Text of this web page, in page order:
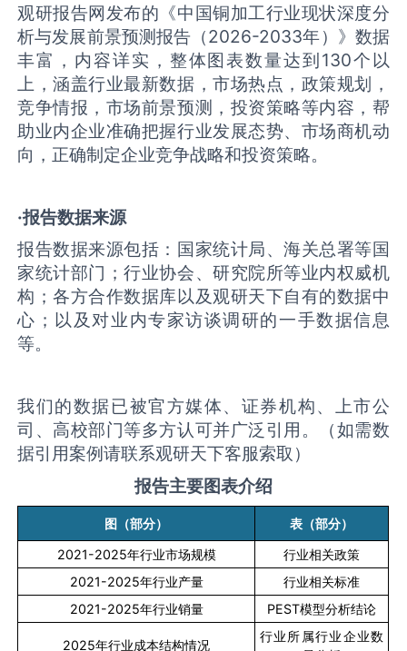
观研报告网发布的《中国铜加工行业现状深度分
析与发展前景预测报告（2026-2033年）》数据
丰富，内容详实，整体图表数量达到130个以
上，涵盖行业最新数据，市场热点，政策规划，
竞争情报，市场前景预测，投资策略等内容，帮
助业内企业准确把握行业发展态势、市场商机动
向，正确制定企业竞争战略和投资策略。
·报告数据来源
报告数据来源包括：国家统计局、海关总署等国
家统计部门；行业协会、研究院所等业内权威机
构；各方合作数据库以及观研天下自有的数据中
心；以及对业内专家访谈调研的一手数据信息
等。
我们的数据已被官方媒体、证券机构、上市公
司、高校部门等多方认可并广泛引用。（如需数
据引用案例请联系观研天下客服索取）
报告主要图表介绍
图（部分）
表（部分）
2021-2025年行业市场规模
行业相关政策
2021-2025年行业产量
行业相关标准
2021-2025年行业销量 PEST模型分析结论
2025年行业成本结构情况
行业所属行业企业数